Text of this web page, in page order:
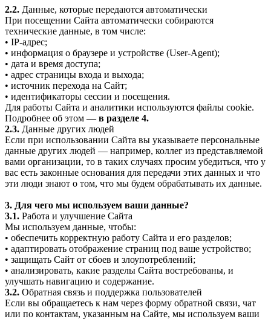
2.2. Данные, которые передаются автоматически
При посещении Сайта автоматически собираются
технические данные, в том числе:
• IP-адрес;
• информация о браузере и устройстве (User-Agent);
• дата и время доступа;
• адрес страницы входа и выхода;
• источник перехода на Сайт;
• идентификаторы сессии и посещения.
Для работы Сайта и аналитики используются файлы cookie.
Подробнее об этом — в разделе 4.
2.3. Данные других людей
Если при использовании Сайта вы указываете персональные
данные других людей — например, коллег из представляемой
вами организации, то в таких случаях просим убедиться, что у
вас есть законные основания для передачи этих данных и что
эти люди знают о том, что мы будем обрабатывать их данные.
3. Для чего мы используем ваши данные?
3.1. Работа и улучшение Сайта
Мы используем данные, чтобы:
• обеспечить корректную работу Сайта и его разделов;
• адаптировать отображение страниц под ваше устройство;
• защищать Сайт от сбоев и злоупотреблений;
• анализировать, какие разделы Сайта востребованы, и
улучшать навигацию и содержание.
3.2. Обратная связь и поддержка пользователей
Если вы обращаетесь к нам через форму обратной связи, чат
или по контактам, указанным на Сайте, мы используем ваши